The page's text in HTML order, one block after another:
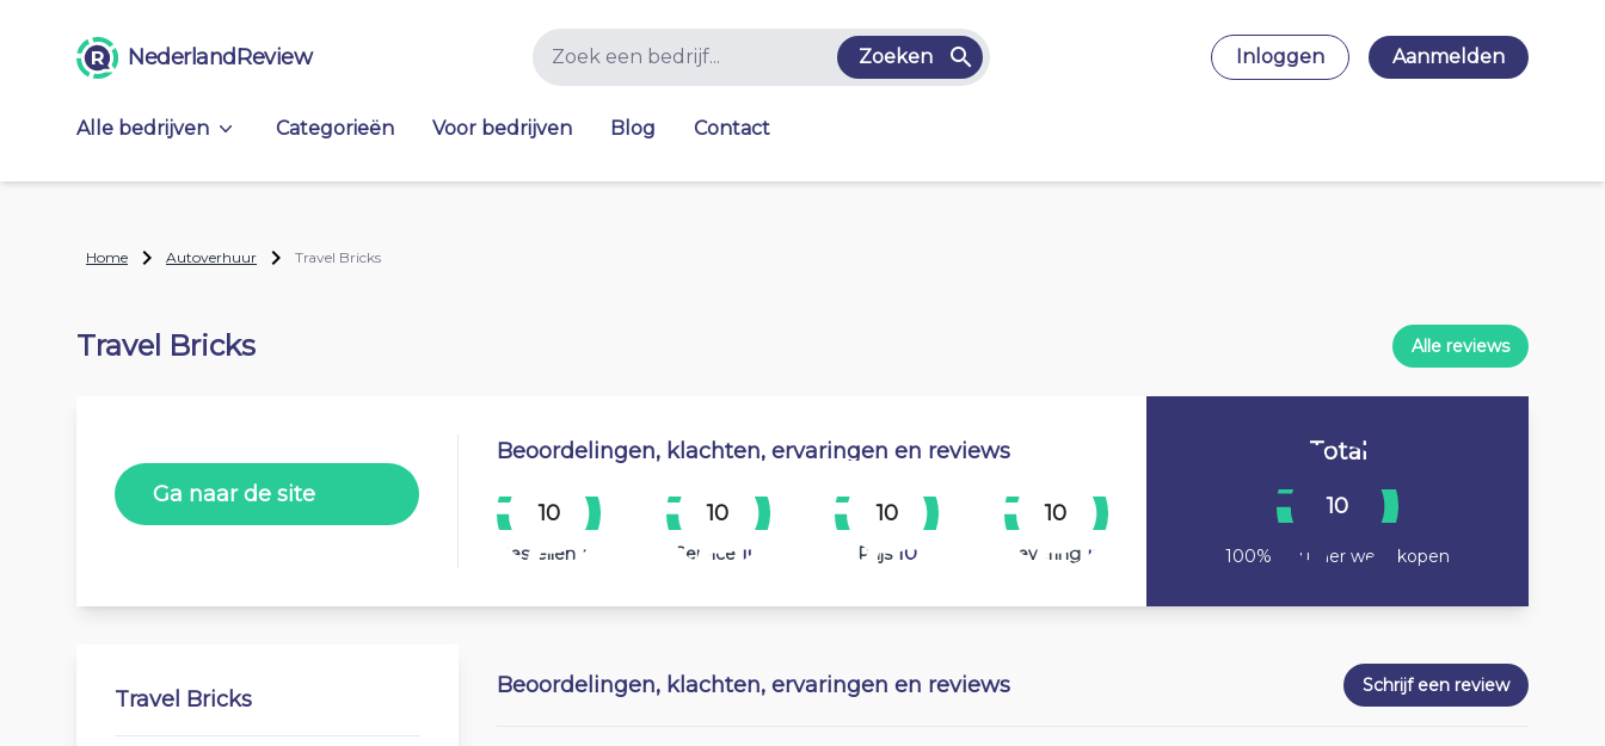
NederlandReview Zoeken Inloggen Aanmelden
Alle bedrijven Categorieën Voor bedrijven Blog Contact
Home Autoverhuur Travel Bricks
Travel Bricks Alle reviews
Ga naar de site
Beoordelingen, klachten, ervaringen en reviews
10
Bestellen 10
10
Service 10
10
Prijs 10
10
Levering 10
Total
10
100% Zou hier weer kopen
Travel Bricks
Beoordelingen, klachten, ervaringen en reviews Schrijf een review